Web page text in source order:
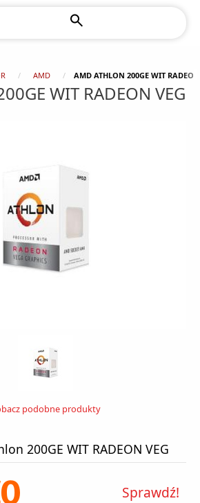
AMD AMD ATHLON 200GE WIT
WIT RADEON VEG
podobne produkty
200GE WIT RADEON VEG
Sprawdź!